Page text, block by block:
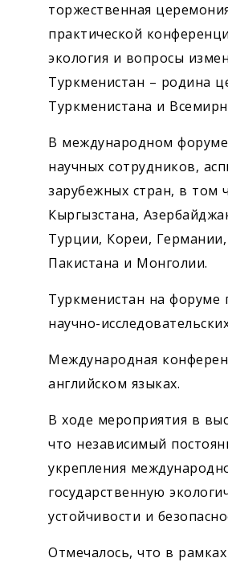
торжественная
практической
экология и вопросы
Туркменистан – родина
Туркменистана и
В международном форуме
научных сотрудников,
зарубежных стран, в том
Кыргызстана,
Турции, Кореи,
Пакистана и Монголии.
Туркменистан на форуме
научно-
Международная
английском языках.
В ходе мероприятия в
что независимый
укрепления
государственную
устойчивости и
Отмечалось, что в